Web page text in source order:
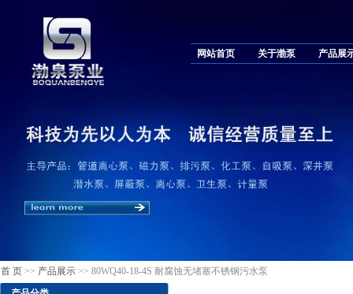
网站首页 关于渤泵 产品展
首 页 >> 产品展示 >> 80WQ40-18-4S 耐腐蚀无堵塞不锈钢污水泵